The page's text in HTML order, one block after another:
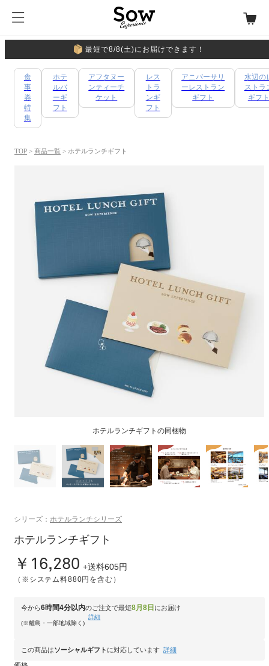
最短で8/8(土)にお届けできます！
食
事
券
特
集
ホテ
ルバ
ーギ
フト
アフタヌー
ンティーチ
ケット
レス
トラ
ンギ
フト
アニバーサリ
ーレストラン
ギフト
水辺の
ストラ
ギフト
TOP > 商品一覧 > ホテルランチギフト
シリーズ： ホテルランチシリーズ
ホテルランチギフト
￥16,280 +送料605円
（※システム料880円を含む）
今から6時間4分以内のご注文で最短8月8日にお届け
(※離島・一部地域除く)
詳細
この商品はソーシャルギフト に対応しています 詳細